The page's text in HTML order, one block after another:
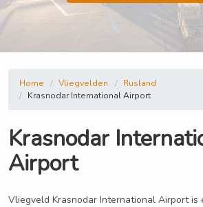
Home Vliegvelden
Rusland
Krasnodar International Airport
Krasnodar
Airport
Vliegveld Krasnodar International Airport is